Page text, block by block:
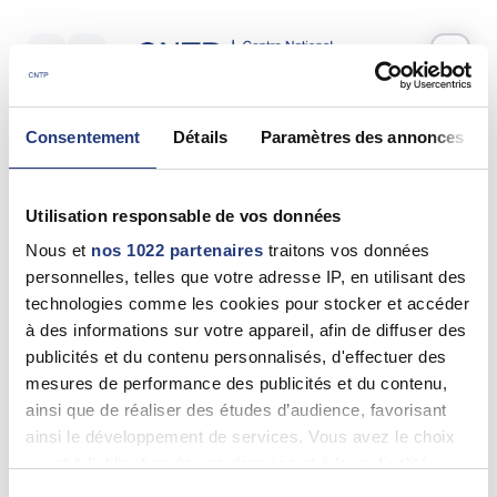
Consentement Détails Paramètres des annonces
Utilisation responsable de vos données
Nous et nos 1022 partenaires traitons vos données
personnelles, telles que votre adresse IP, en utilisant des
technologies comme les cookies pour stocker et accéder
à des informations sur votre appareil, afin de diffuser des
publicités et du contenu personnalisés, d'effectuer des
mesures de performance des publicités et du contenu,
ainsi que de réaliser des études d’audience, favorisant
ainsi le développement de services. Vous avez le choix
Votre test psychotechnique
Mardi 26 Mai 2026à13:00
Nom *
Prénom(s) *
Email *